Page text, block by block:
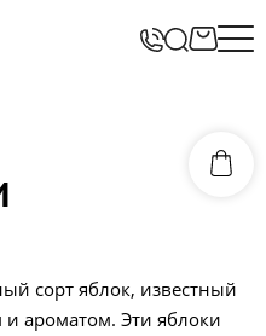
сорт яблок, известный
ароматом. Эти яблоки